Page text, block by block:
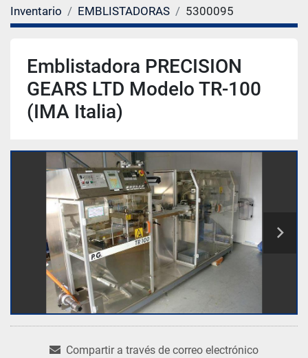
Inventario EMBLISTADORAS 5300095
Emblistadora PRECISION
GEARS LTD Modelo TR-100
(IMA Italia)
Compartir a través de correo electrónico